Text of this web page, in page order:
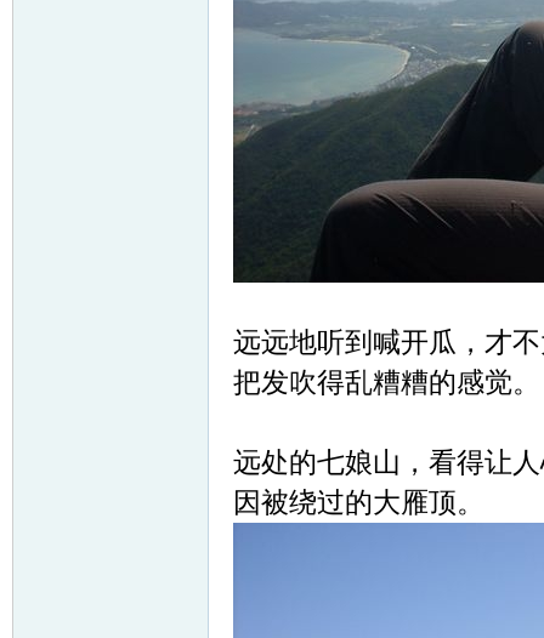
远远地听到喊开瓜，才
把发吹得乱糟糟的感觉。
远处的七娘山，看得让
因被绕过的大雁顶。